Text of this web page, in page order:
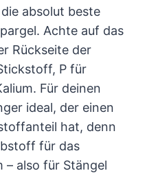
absolut beste
Achte auf das
Rückseite der
P für
Für deinen
ideal, der einen
hat, denn
für das
– also für Stängel